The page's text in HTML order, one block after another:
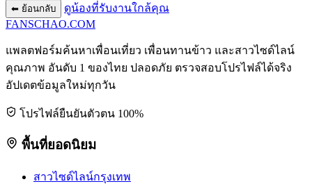
⬅ ย้อนกลับ
ดูน้องที่รับงานใกล้คุณ
FANSCHAO.COM
แพลตฟอร์มค้นหาเพื่อนเที่ยว เพื่อนทานข้าว และสาวไซด์ไลน์
คุณภาพ อันดับ 1 ของไทย ปลอดภัย ตรวจสอบโปรไฟล์ได้จริง
อัปเดตข้อมูลใหม่ทุกวัน
โปรไฟล์ยืนยันตัวตน 100%
พื้นที่ยอดนิยม
สาวไซด์ไลน์กรุงเทพ